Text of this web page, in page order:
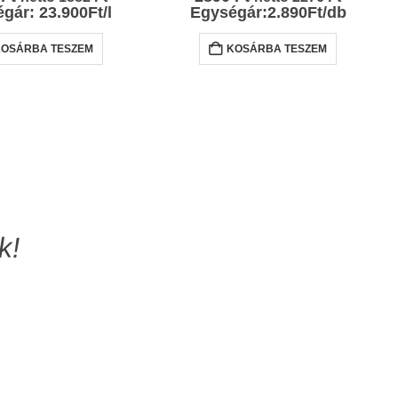
23.900Ft/l
TESZEM
Egységár:2.890Ft/db
KOSÁRBA TESZEM